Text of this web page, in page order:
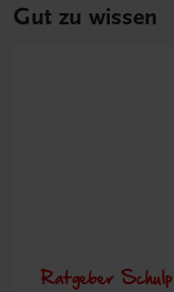
Gut zu wissen
Ratgeber